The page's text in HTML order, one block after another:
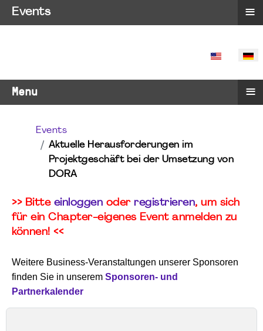
SPRACHE
Menu ≡
Events
Aktuelle Herausforderungen im
Projektgeschäft bei der Umsetzung von
DORA
>> Bitte einloggen oder registrieren, um sich
für ein Chapter-eigenes Event anmelden zu
können! <<
Weitere Business-Veranstaltungen unserer Sponsoren
finden Sie in unserem Sponsoren- und
Partnerkalender
Events ≡